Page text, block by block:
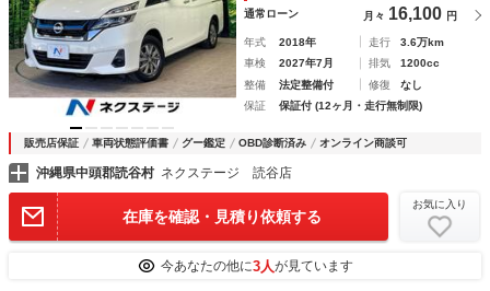
通常ローン 月々 16,100 円
年式 2018年 走行
3.6万km
車検
2027年7月 排気
1200cc
整備
法定整備付 修復
なし
保証
保証付 (12ヶ月・走行無制限)
販売店保証 車両状態評価書 グー鑑定 OBD診断済み オンライン商談可
沖縄県中頭郡読谷村 ネクステージ 読谷店
在庫を確認・見積り依頼する
お気に入り
今あなたの他に3人が見ています